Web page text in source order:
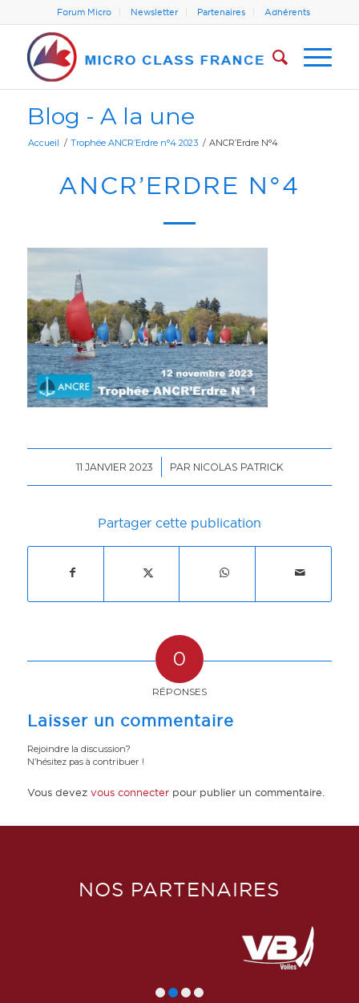
Forum Micro Newsletter Partenaires Adhérents
Blog - A la une
Accueil / Trophée ANCR’Erdre n°4 2023 / ANCR’Erdre N°4
ANCR’ERDRE N°4
11 JANVIER 2023
/ PAR NICOLAS PATRICK
Partager cette publication
0
RÉPONSES
Laisser un commentaire
Rejoindre la discussion?
N’hésitez pas à contribuer !
Vous devez vous connecterpour publier un commentaire.
NOS PARTENAIRES